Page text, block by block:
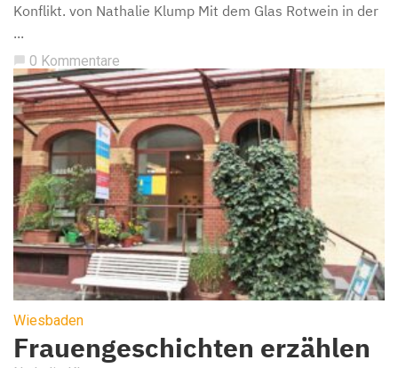
Konflikt. von Nathalie Klump Mit dem Glas Rotwein in der
...
0 Kommentare
Wiesbaden
Frauengeschichten erzählen